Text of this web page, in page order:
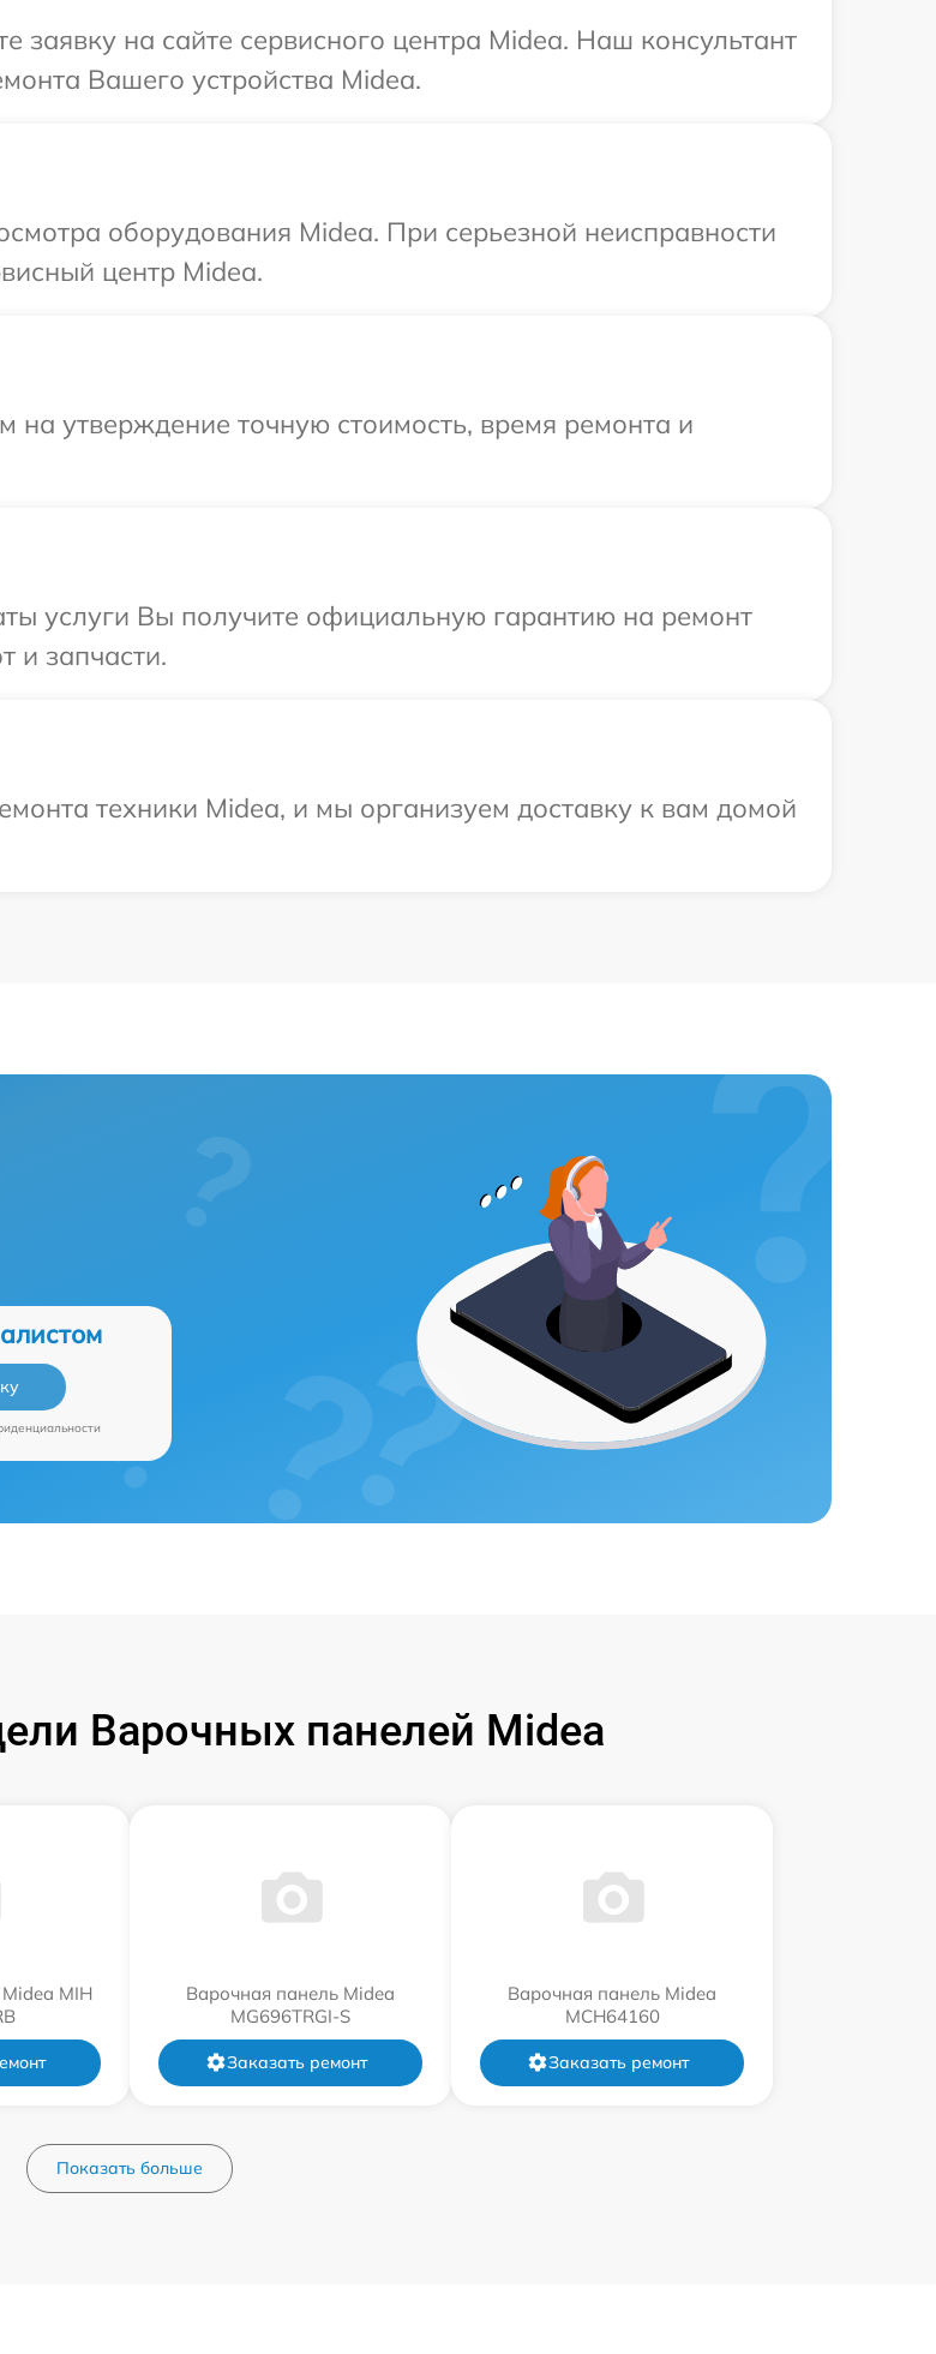
заявку на сайте сервисного центра Midea. Наш консультант
Вашего устройства Midea.
оборудования Midea. При серьезной неисправности
центр Midea.
на утверждение точную стоимость, время ремонта и
услуги Вы получите официальную гарантию на ремонт
и запчасти.
техники Midea, и мы организуем доставку к вам домой
Варочных панелей Midea
MIH
Варочная панель Midea
MG696TRGI-S
Заказать ремонт
Варочная панель Midea
MCH64160
Заказать ремонт
Показать больше